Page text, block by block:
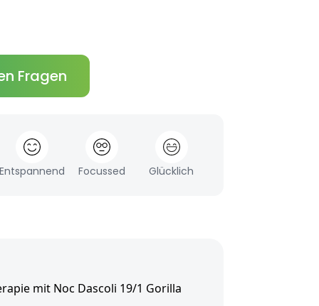
Fragen
Focussed Glücklich
mit Noc Dascoli 19/1 Gorilla